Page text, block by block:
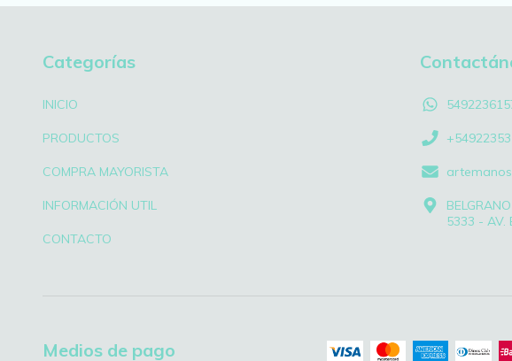
Categorías
INICIO
PRODUCTOS
COMPRA MAYORISTA
INFORMACIÓN UTIL
CONTACTO
5333 - AV.
Medios de pago